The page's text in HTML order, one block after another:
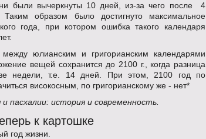
были вычеркнуты 10 дней, из-за чего после 4
образом было достигнуто максимальное
года, при котором ошибка такого календаря
юлианским и григорианским календарями
вещей сохранится до 2100 г., когда разница
недели, т.е. 14 дней. При этом, 2100 год по
високосным, по григорианскому же - нет*
пасхалии: история и современность.
к картошке
год жизни.